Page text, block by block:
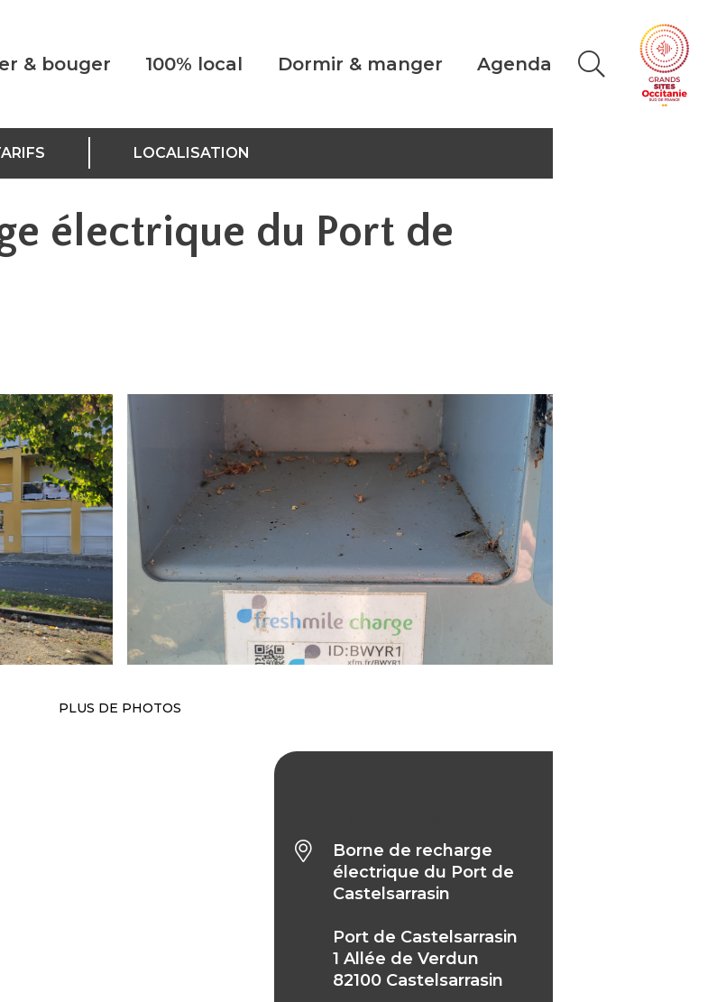
& bouger 100% local Dormir & manger Agenda
LOCALISATION
électrique du Port de
PLUS DE PHOTOS
Borne de recharge
électrique du Port de
Castelsarrasin
Port de Castelsarrasin
1 Allée de Verdun
82100 Castelsarrasin